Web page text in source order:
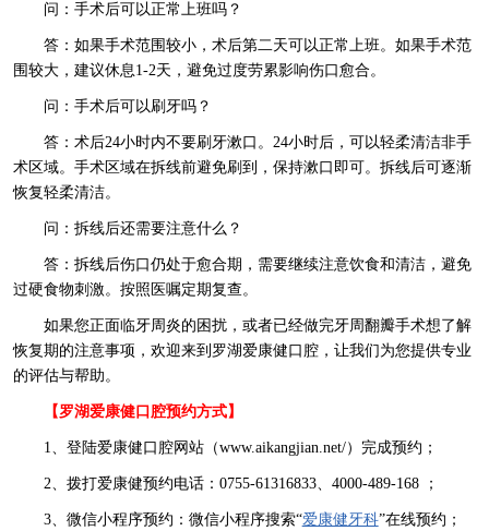
问：手术后可以正常上班吗？
答：如果手术范围较小，术后第二天可以正常上班。如果手术范
围较大，建议休息1-2天，避免过度劳累影响伤口愈合。
问：手术后可以刷牙吗？
答：术后24小时内不要刷牙漱口。24小时后，可以轻柔清洁非手
术区域。手术区域在拆线前避免刷到，保持漱口即可。拆线后可逐渐
恢复轻柔清洁。
问：拆线后还需要注意什么？
答：拆线后伤口仍处于愈合期，需要继续注意饮食和清洁，避免
过硬食物刺激。按照医嘱定期复查。
如果您正面临牙周炎的困扰，或者已经做完牙周翻瓣手术想了解
恢复期的注意事项，欢迎来到罗湖爱康健口腔，让我们为您提供专业
的评估与帮助。
【罗湖爱康健口腔预约方式】
1、登陆爱康健口腔网站（www.aikangjian.net/）完成预约；
2、拨打爱康健预约电话：0755-61316833、4000-489-168 ；
3、微信小程序预约：微信小程序搜索“爱康健牙科”在线预约；